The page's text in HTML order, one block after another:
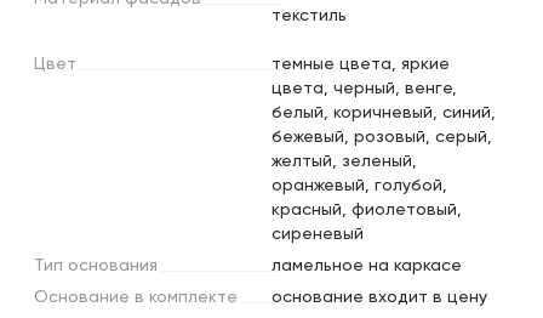
текстиль
Цвет
темные цвета, яркие
цвета, черный, венге,
белый, коричневый, синий,
бежевый, розовый, серый,
желтый, зеленый,
оранжевый, голубой,
красный, фиолетовый,
сиреневый
Тип основания
ламельное на каркасе
Основание в комплекте
основание входит в цену